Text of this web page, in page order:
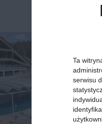
Ta
serwisu